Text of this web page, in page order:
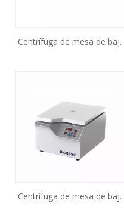
Centrífuga de mesa de baja
Centrífuga de mesa de baja